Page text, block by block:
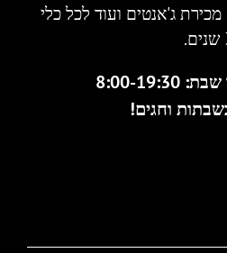
ג'אנטים ועוד לכל כלי
19:30
וחגים!